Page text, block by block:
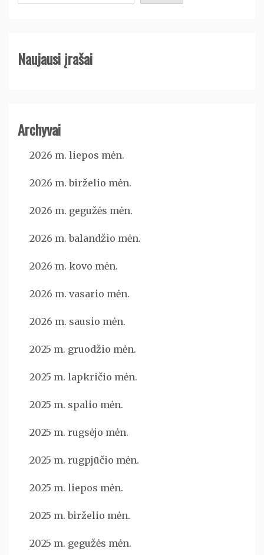
Naujausi įrašai
Archyvai
2026 m. liepos mėn.
2026 m. birželio mėn.
2026 m. gegužės mėn.
2026 m. balandžio mėn.
2026 m. kovo mėn.
2026 m. vasario mėn.
2026 m. sausio mėn.
2025 m. gruodžio mėn.
2025 m. lapkričio mėn.
2025 m. spalio mėn.
2025 m. rugsėjo mėn.
2025 m. rugpjūčio mėn.
2025 m. liepos mėn.
2025 m. birželio mėn.
2025 m. gegužės mėn.